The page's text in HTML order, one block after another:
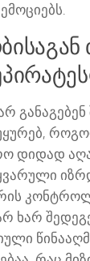
განაგებენ
დიდად
ხარ